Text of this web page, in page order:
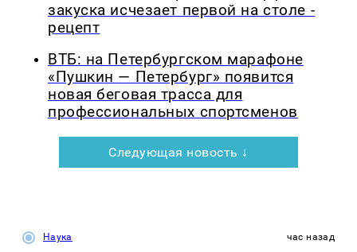
закуска исчезает первой на столе -
рецепт
ВТБ: на Петербургском марафоне
«Пушкин — Петербург» появится
новая беговая трасса для
профессиональных спортсменов
Следующая новость ↓
Наука час назад